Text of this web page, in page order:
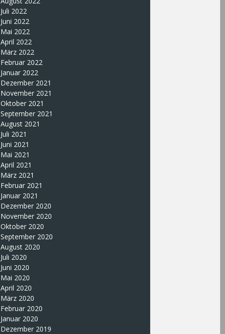
Juli 2022
Juni 2022
Mai 2022
April 2022
März 2022
Februar 2022
Januar 2022
Dezember 2021
November 2021
Oktober 2021
September 2021
August 2021
Juli 2021
Juni 2021
Mai 2021
April 2021
März 2021
Februar 2021
Januar 2021
Dezember 2020
November 2020
Oktober 2020
September 2020
August 2020
Juli 2020
Juni 2020
Mai 2020
April 2020
März 2020
Februar 2020
Januar 2020
Dezember 2019